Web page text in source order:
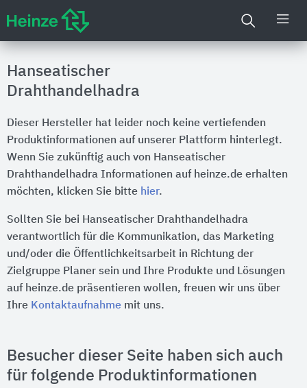
Hanseatischer
Drahthandelhadra
Dieser Hersteller hat leider noch keine vertiefenden
Produktinformationen auf unserer Plattform hinterlegt.
Wenn Sie zukünftig auch von Hanseatischer
Drahthandelhadra Informationen auf heinze.de erhalten
möchten, klicken Sie bitte hier.
Sollten Sie bei Hanseatischer Drahthandelhadra
verantwortlich für die Kommunikation, das Marketing
und/oder die Öffentlichkeitsarbeit in Richtung der
Zielgruppe Planer sein und Ihre Produkte und Lösungen
auf heinze.de präsentieren wollen, freuen wir uns über
Ihre Kontaktaufnahme mit uns.
Besucher dieser Seite haben sich auch
für folgende Produktinformationen